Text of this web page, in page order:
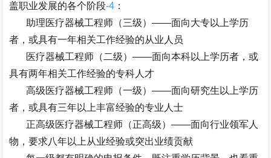
盖职业发展的各个阶段-4 ：
助理医疗器械工程师（三级）——面向大专以上学历
者，或具有一年相关工作经验的从业人员
医疗器械工程师（二级）——面向本科以上学历者，或
具有两年相关工作经验的专科人才
高级医疗器械工程师（一级）——面向研究生以上学历
者，或具有三年以上丰富经验的专业人士
正高级医疗器械工程师（正高级）——面向行业领军人
物，要求八年以上从业经验或突出业绩贡献